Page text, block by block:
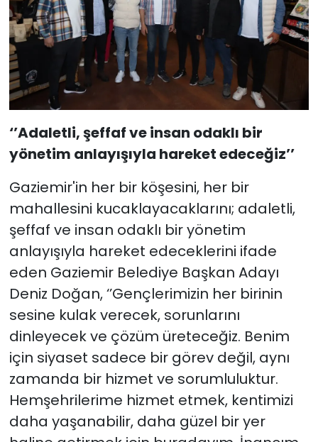
‘’Adaletli, şeffaf ve insan odaklı bir
yönetim anlayışıyla hareket edeceğiz’’
Gaziemir'in her bir köşesini, her bir
mahallesini kucaklayacaklarını; adaletli,
şeffaf ve insan odaklı bir yönetim
anlayışıyla hareket edeceklerini ifade
eden Gaziemir Belediye Başkan Adayı
Deniz Doğan, ‘’Gençlerimizin her birinin
sesine kulak verecek, sorunlarını
dinleyecek ve çözüm üreteceğiz. Benim
için siyaset sadece bir görev değil, aynı
zamanda bir hizmet ve sorumluluktur.
Hemşehrilerime hizmet etmek, kentimizi
daha yaşanabilir, daha güzel bir yer